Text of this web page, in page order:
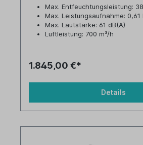
Max. Entfeuchtungsleistung:
Max. Leistungsaufnahme: 0,61
Max. Lautstärke: 61 dB(A)
Luftleistung: 700 m³/h
1.845,00 €*
Details